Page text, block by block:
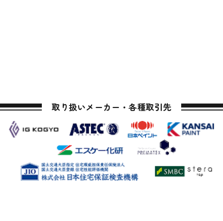
取り扱いメーカー・各種取引先